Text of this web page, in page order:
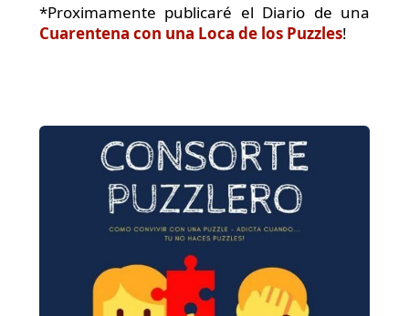
*Proximamente publicaré el Diario de una
Cuarentena con una Loca de los Puzzles!